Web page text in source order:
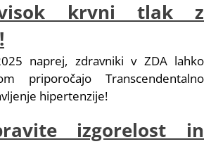
krvni tlak z
naprej, zdravniki v ZDA lahko
priporočajo Transcendentalno
hipertenzije!
izgorelost in